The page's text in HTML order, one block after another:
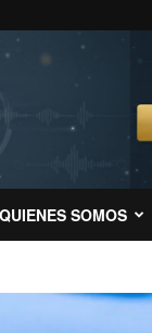
QUIENES SOMOS